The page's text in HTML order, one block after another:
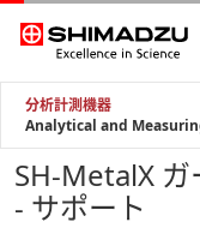
分析計測機器
Analytical and
SH-MetalX
- サポート